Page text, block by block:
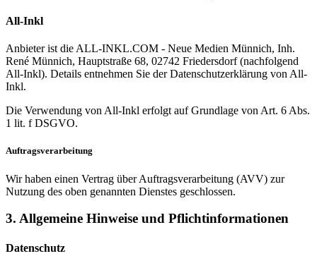
All-Inkl
Anbieter ist die ALL-INKL.COM - Neue Medien Münnich, Inh.
René Münnich, Hauptstraße 68, 02742 Friedersdorf (nachfolgend
All-Inkl). Details entnehmen Sie der Datenschutzerklärung von All-
Inkl.
Die Verwendung von All-Inkl erfolgt auf Grundlage von Art. 6 Abs.
1 lit. f DSGVO.
Auftragsverarbeitung
Wir haben einen Vertrag über Auftragsverarbeitung (AVV) zur
Nutzung des oben genannten Dienstes geschlossen.
3. Allgemeine Hinweise und Pflicht­informationen
Datenschutz